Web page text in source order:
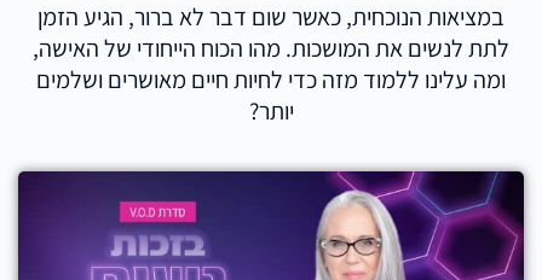
במציאות הנוכחית, כאשר שום דבר לא ברור, הגיע הזמן
לתת לנשים את המושכות. מהו הכוח הייחודי של האישה,
ומה עלינו ללמוד מזה כדי לחיות חיים מאושרים ושלמים
יותר?